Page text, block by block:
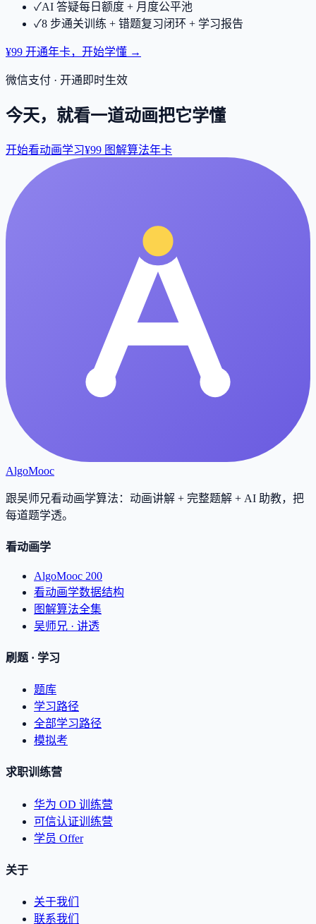
✓AI 答疑每日额度 + 月度公平池
✓8 步通关训练 + 错题复习闭环 + 学习报告
¥99 开通年卡，开始学懂 →
微信支付 · 开通即时生效
今天，就看一道动画把它学懂
开始看动画学习¥99 图解算法年卡
AlgoMooc
跟吴师兄看动画学算法：动画讲解 + 完整题解 + AI 助教，把
每道题学透。
看动画学
AlgoMooc 200
看动画学数据结构
图解算法全集
吴师兄 · 讲透
刷题 · 学习
题库
学习路径
全部学习路径
模拟考
求职训练营
华为 OD 训练营
可信认证训练营
学员 Offer
关于
关于我们
联系我们